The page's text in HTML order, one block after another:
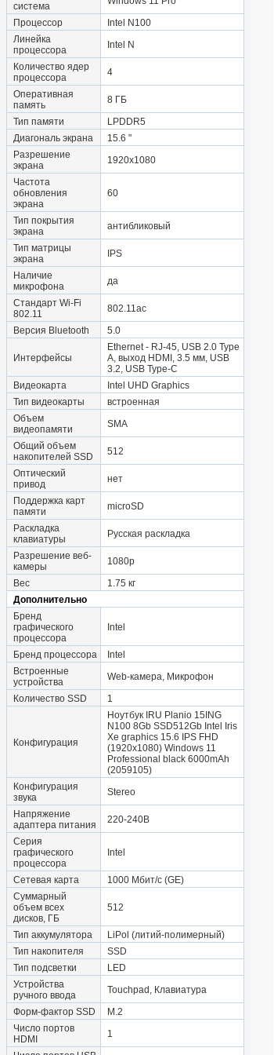
система
Процессор
Intel N100
Линейка
процессора
Intel N
Количество ядер
процессора
4
Оперативная
память
8 ГБ
Тип памяти
LPDDR5
Диагональ экрана
15.6 "
Разрешение
экрана
1920x1080
Частота
обновления
экрана
60
Тип покрытия
экрана
антибликовый
Тип матрицы
экрана
IPS
Наличие
микрофона
да
Стандарт Wi-Fi
802.11
802.11ac
Версия Bluetooth
5.0
Интерфейсы
Ethernet - RJ-45, USB 2.0 Type
A, выход HDMI, 3.5 мм, USB
3.2, USB Type-C
Видеокарта
Intel UHD Graphics
Тип видеокарты
встроенная
Объем
видеопамяти
SMA
Общий объем
накопителей SSD
512
Оптический
привод
нет
Поддержка карт
памяти
microSD
Раскладка
клавиатуры
Русская раскладка
Разрешение веб-
камеры
1080p
Вес
1.75 кг
Дополнительно
Бренд
графического
процессора
Intel
Бренд процессора
Intel
Встроенные
устройства
Web-камера, Микрофон
Количество SSD
1
Конфигурация
Ноутбук IRU Planio 15ING
N100 8Gb SSD512Gb Intel Iris
Xe graphics 15.6 IPS FHD
(1920x1080) Windows 11
Professional black 6000mAh
(2059105)
Конфигурация
звука
Stereo
Напряжение
адаптера питания
220-240В
Серия
графического
процессора
Intel
Сетевая карта
1000 Мбит/с (GE)
Суммарный
объем всех
дисков, ГБ
512
Тип аккумулятора
LiPol (литий-полимерный)
Тип накопителя
SSD
Тип подсветки
LED
Устройства
ручного ввода
Touchpad, Клавиатура
Форм-фактор SSD
M.2
Число портов
HDMI
1